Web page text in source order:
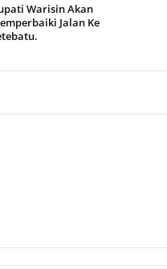
Warisin Akan
Jalan Ke